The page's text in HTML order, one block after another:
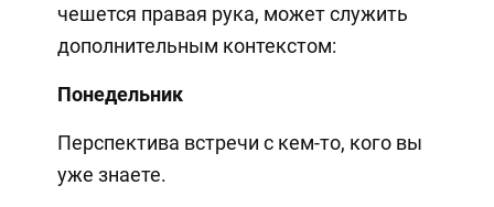
чешется правая рука, может служить
дополнительным контекстом:
Понедельник
Перспектива встречи с кем-то, кого вы
уже знаете.